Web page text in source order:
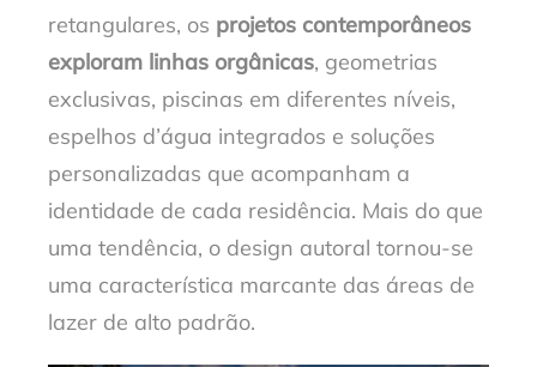
retangulares, os projetos contemporâneos
exploram linhas orgânicas, geometrias
exclusivas, piscinas em diferentes níveis,
espelhos d’água integrados e soluções
personalizadas que acompanham a
identidade de cada residência. Mais do que
uma tendência, o design autoral tornou-se
uma característica marcante das áreas de
lazer de alto padrão.